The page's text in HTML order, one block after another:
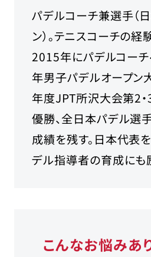
パデルコーチ兼選手（
ン）。テニスコーチの経
2015年にパデルコー
年男子パデルオープン
年度JPT所沢大会第2
優勝、全日本パデル選
成績を残す。日本代表
デル指導者の育成にも
こんなお悩みあ